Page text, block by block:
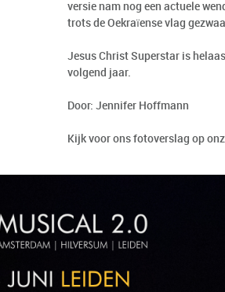
versie nam nog een actuele
trots de Oekraïense vlag
Jesus Christ Superstar is
volgend jaar.
Door: Jennifer Hoffmann
Kijk voor ons fotoverslag op